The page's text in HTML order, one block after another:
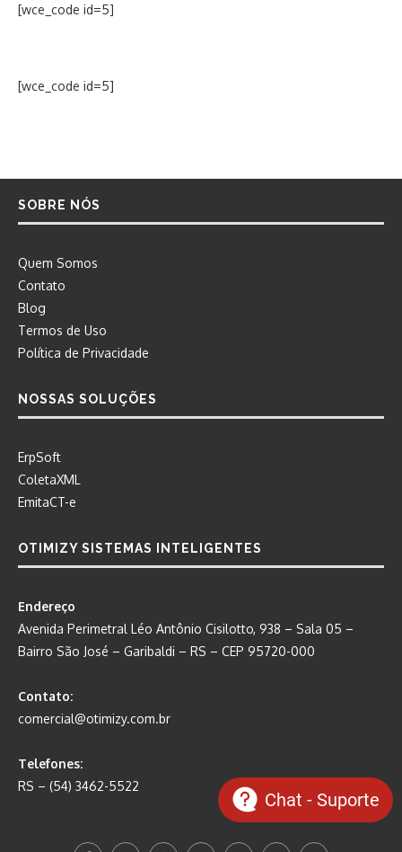
[wce_code id=5]
[wce_code id=5]
SOBRE NÓS
Quem Somos
Contato
Blog
Termos de Uso
Política de Privacidade
NOSSAS SOLUÇÕES
ErpSoft
ColetaXML
EmitaCT-e
OTIMIZY SISTEMAS INTELIGENTES
Endereço
Avenida Perimetral Léo Antônio Cisilotto, 938 – Sala 05 –
Bairro São José – Garibaldi – RS – CEP 95720-000
Contato:
comercial@otimizy.com.br
Telefones:
RS – (54) 3462-5522
Chat - Suporte